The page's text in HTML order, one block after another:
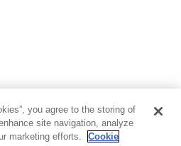
you agree to the storing of
site navigation, analyze
marketing efforts.
Cookie